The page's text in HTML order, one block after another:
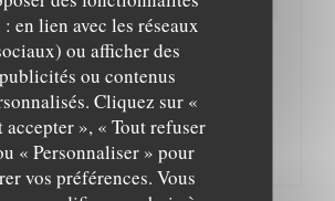
: en lien avec les réseaux
ou afficher des
publicités ou contenus
Cliquez sur «
accepter », « Tout refuser
« Personnaliser » pour
vos préférences. Vous
((OUVRE UNE NOUVELLE FENÊTRE))